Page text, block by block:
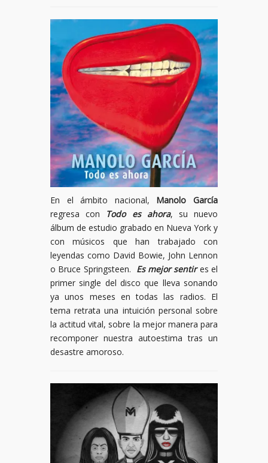
En el ámbito nacional, Manolo García
regresa con Todo es ahora, su nuevo
álbum de estudio grabado en Nueva York y
con músicos que han trabajado con
leyendas como David Bowie, John Lennon
o Bruce Springsteen. Es mejor sentires el
primer single del disco que lleva sonando
ya unos meses en todas las radios. El
tema retrata una intuición personal sobre
la actitud vital, sobre la mejor manera para
recomponer nuestra autoestima tras un
desastre amoroso.